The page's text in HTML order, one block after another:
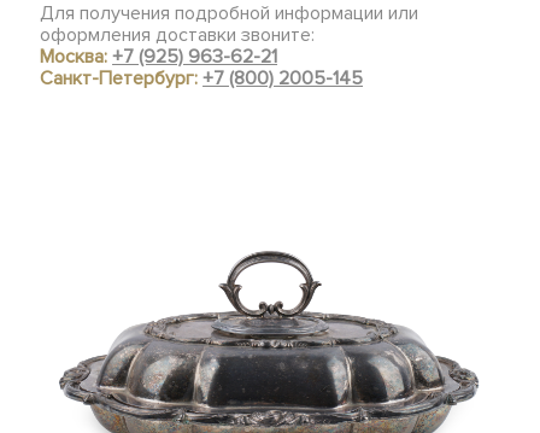
Для получения подробной информации или
оформления доставки звоните:
Москва:+7 (925) 963-62-21
Санкт-Петербург:+7 (800) 2005-145